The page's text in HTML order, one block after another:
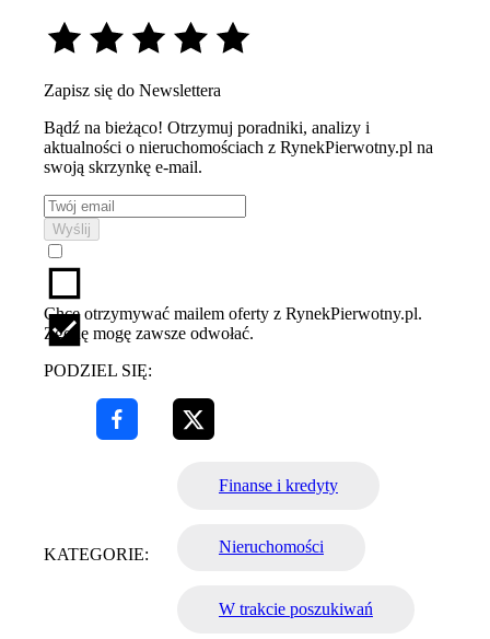
Zapisz się do Newslettera
Bądź na bieżąco! Otrzymuj poradniki, analizy i
aktualności o nieruchomościach z RynekPierwotny.pl na
swoją skrzynkę e-mail.
Wyślij
Chcę otrzymywać mailem oferty z RynekPierwotny.pl.
Zgodę mogę zawsze odwołać.
PODZIEL SIĘ:
KATEGORIE:
Finanse i kredyty
Nieruchomości
W trakcie poszukiwań